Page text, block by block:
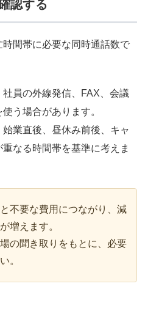
認する
間帯に必要な同時通話数で
員の外線発信、FAX、会議
う場合があります。
業直後、昼休み前後、キャ
なる時間帯を基準に考えま
不要な費用につながり、減
増えます。
の聞き取りをもとに、必要
。